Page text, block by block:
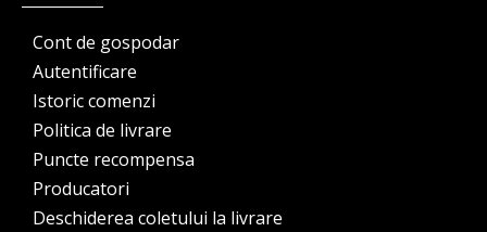
Cont de gospodar
Autentificare
Istoric comenzi
Politica de livrare
Puncte recompensa
Producatori
Deschiderea coletului la livrare